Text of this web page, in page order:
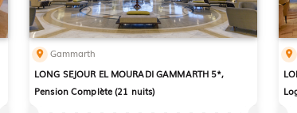
Gammarth
LONG SEJOUR EL MOURADI GAMMARTH 5*,
Pension Complète (21 nuits)